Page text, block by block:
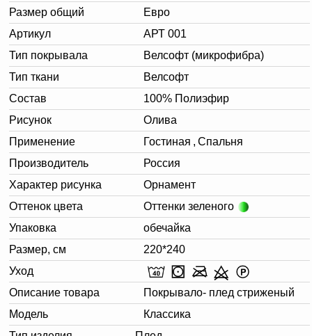
Размер общий
Евро
Артикул
АРТ 001
Тип покрывала
Велсофт (микрофибра)
Тип ткани
Велсофт
Состав
100% Полиэфир
Рисунок
Олива
Применение
Гостиная , Спальня
Производитель
Россия
Характер рисунка
Орнамент
Оттенок цвета
Оттенки зеленого
Упаковка
обечайка
Размер, см
220*240
Уход
Описание товара
Покрывало- плед стриженый
Модель
Классика